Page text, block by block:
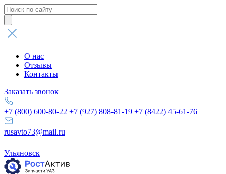
Поиск
товаров
О нас
Отзывы
Контакты
Заказать звонок
+7 (800) 600-80-22 +7 (927) 808-81-19 +7 (8422) 45-61-76
rusavto73@mail.ru
Ульяновск